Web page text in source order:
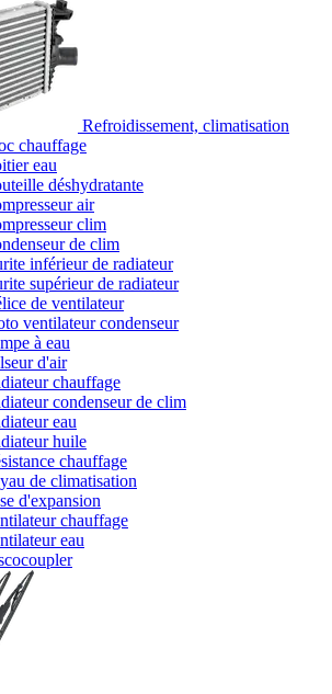
Refroidissement, climatisation
chauffage
eau
déshydratante
air
clim
de clim
inférieur de radiateur
supérieur de radiateur
de ventilateur
ventilateur condenseur
à eau
d'air
chauffage
condenseur de clim
eau
huile
chauffage
de climatisation
d'expansion
chauffage
eau